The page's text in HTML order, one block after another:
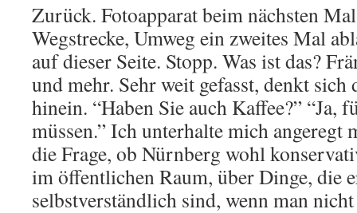
Zurück. Fotoapparat beim nächsten
Wegstrecke, Umweg ein zweites Mal
auf dieser Seite. Stopp. Was ist das?
und mehr. Sehr weit gefasst, denkt
hinein. “Haben Sie auch Kaffee?” “Ja,
müssen.” Ich unterhalte mich angeregt
die Frage, ob Nürnberg wohl
im öffentlichen Raum, über Dinge, die
selbstverständlich sind, wenn man